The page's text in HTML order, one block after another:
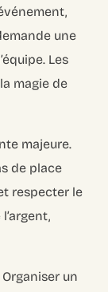
une
Les
magie de
majeure.
de place
respecter le
un